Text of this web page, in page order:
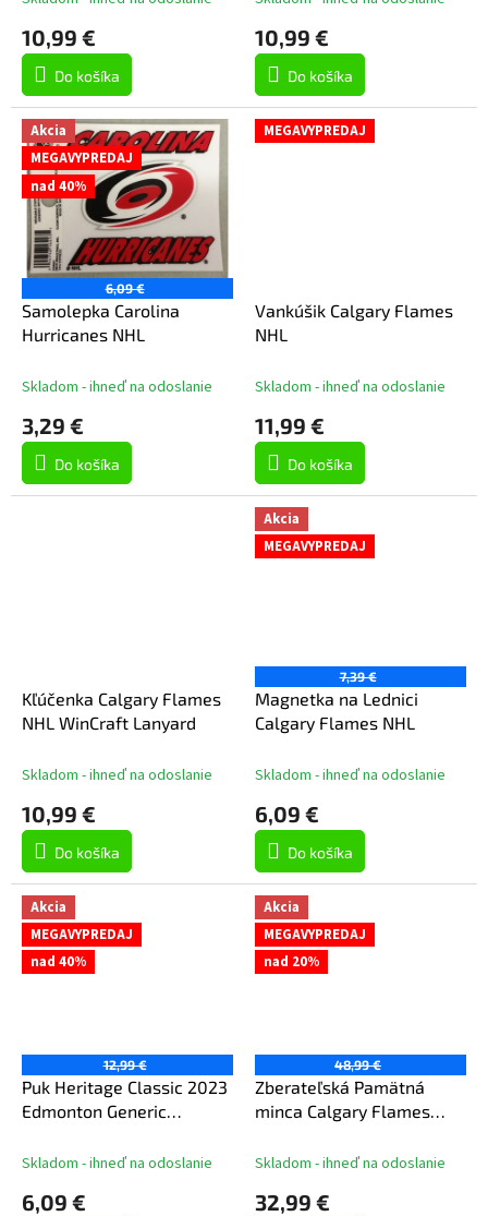
10,99 €
Do košíka
10,99 €
Do košíka
Akcia
MEGAVYPREDAJ
nad 40%
6,09 €
Samolepka Carolina
Hurricanes NHL
Skladom - ihneď na odoslanie
3,29 €
Do košíka
MEGAVYPREDAJ
Vankúšik Calgary Flames
NHL
Skladom - ihneď na odoslanie
11,99 €
Do košíka
Kľúčenka Calgary Flames
NHL WinCraft Lanyard
Skladom - ihneď na odoslanie
10,99 €
Do košíka
Akcia
MEGAVYPREDAJ
7,39 €
Magnetka na Lednici
Calgary Flames NHL
Skladom - ihneď na odoslanie
6,09 €
Do košíka
Akcia
MEGAVYPREDAJ
nad 40%
12,99 €
Puk Heritage Classic 2023
Edmonton Generic
Skladom - ihneď na odoslanie
6,09 €
Akcia
MEGAVYPREDAJ
nad 20%
48,99 €
Zberateľská Pamätná
minca Calgary Flames
Coin Card Limited Edition
Skladom - ihneď na odoslanie
32,99 €